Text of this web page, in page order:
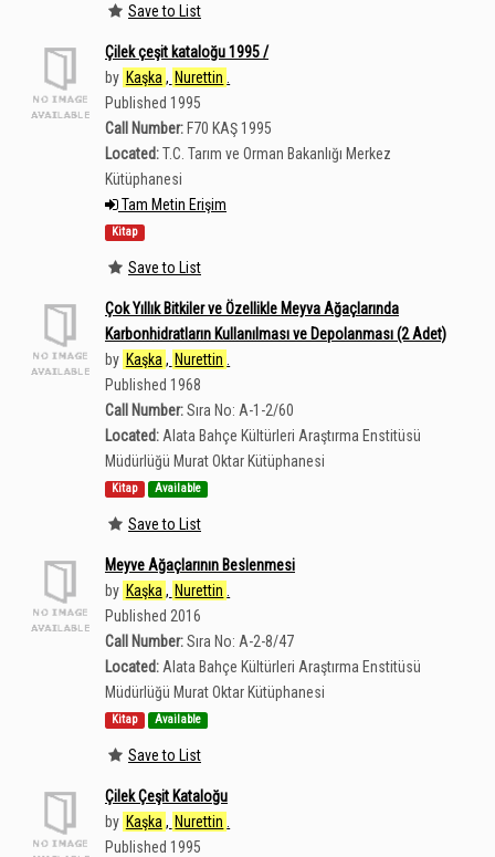
Save to List
Çilek çeşit kataloğu 1995 /
by Kaşka , Nurettin
Published 1995
Call Number: F70 KAŞ 1995
Located:T.C. Tarım ve Orman Bakanlığı Merkez
Kütüphanesi
Tam Metin Erişim
Kitap
Save to List
Çok Yıllık Bitkiler ve Özellikle Meyva Ağaçlarında
Karbonhidratların Kullanılması ve Depolanması (2 Adet)
by Kaşka , Nurettin
Published 1968
Call Number:Sıra No: A-1-2/60
Located: Alata Bahçe Kültürleri Araştırma Enstitüsü
Müdürlüğü Murat Oktar Kütüphanesi
Kitap Available
Save to List
Meyve Ağaçlarının Beslenmesi
by Kaşka , Nurettin
Published 2016
Call Number:Sıra No: A-2-8/47
Located: Alata Bahçe Kültürleri Araştırma Enstitüsü
Müdürlüğü Murat Oktar Kütüphanesi
Kitap Available
Save to List
Çilek Çeşit Kataloğu
by Kaşka , Nurettin
Published 1995